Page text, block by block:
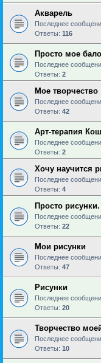
Акварель
Последнее
Ответы: 116
Просто мое
Последнее
Ответы: 2
Мое творчество
Последнее
Ответы: 42
Арт-терапия
Последнее
Ответы: 2
Хочу научится
Последнее
Ответы: 4
Просто рисунки.
Последнее
Ответы: 22
Мои рисунки
Последнее
Ответы: 47
Рисунки
Последнее
Ответы: 20
Творчество
Последнее
Ответы: 10